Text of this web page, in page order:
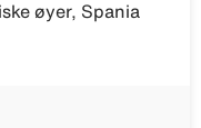
øyer, Spania